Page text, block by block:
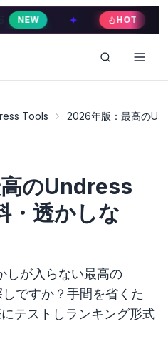
HOT 4 VIDEO STYLES
Tools 2026年版：最高の
のUndress
・透かしな
しが入らない最高の
ですか？手間を省くた
テストしランキング形式